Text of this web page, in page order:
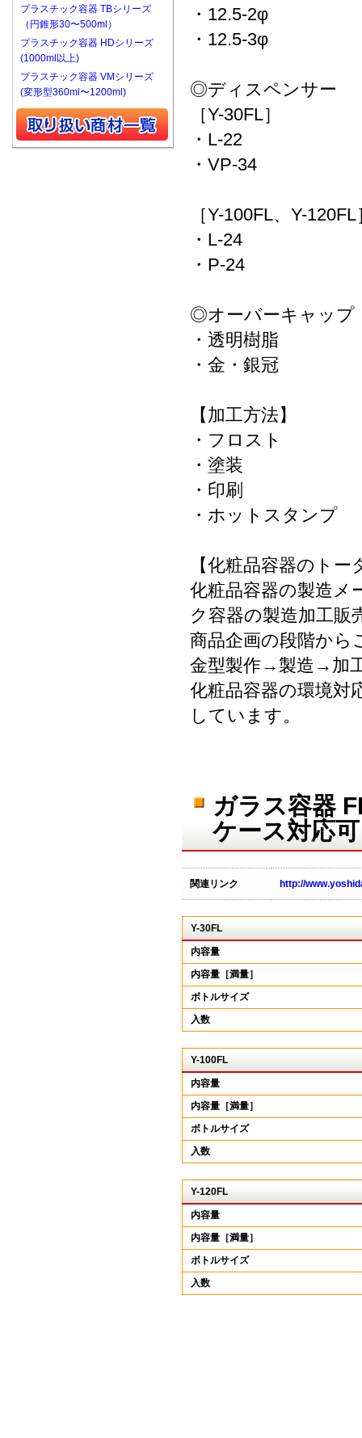
・12.5-2φ
・12.5-3φ
◎ディスペンサー
［Y-30FL］
・L-22
・VP-34
［Y-100FL、Y-120FL
・L-24
・P-24
◎オーバーキャップ
・透明樹脂
・金・銀冠
【加工方法】
・フロスト
・塗装
・印刷
・ホットスタンプ
【化粧品容器のト
化粧品容器の製造メ
ク容器の製造加工販
商品企画の段階か
金型製作→製造→加
化粧品容器の環境対
しています。
ガラス容器
ケース対応
関連リンク http://
Y-30FL
内容量
内容量［満量］
ボトルサイズ
入数
Y-100FL
内容量
内容量［満量］
ボトルサイズ
入数
Y-120FL
内容量
内容量［満量］
ボトルサイズ
入数
プラスチック容器 TBシリーズ
（円錐形30〜500ml）
プラスチック容器 HDシリーズ
(1000ml以上)
プラスチック容器 VMシリーズ
(変形型360ml〜1200ml)